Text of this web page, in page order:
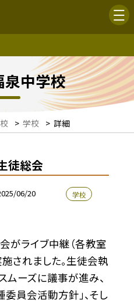
泉中学校
> 学校 > 詳細
徒総会
06/20 学校
がライブ中継（各教室
されました。生徒会執
ムーズに議事が進み、
員会活動方針」、そし